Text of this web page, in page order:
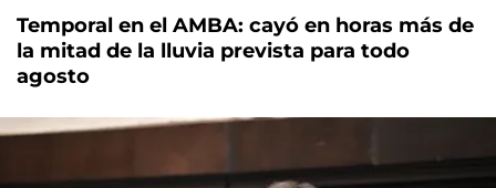
Temporal en el AMBA: cayó en horas más de
la mitad de la lluvia prevista para todo
agosto